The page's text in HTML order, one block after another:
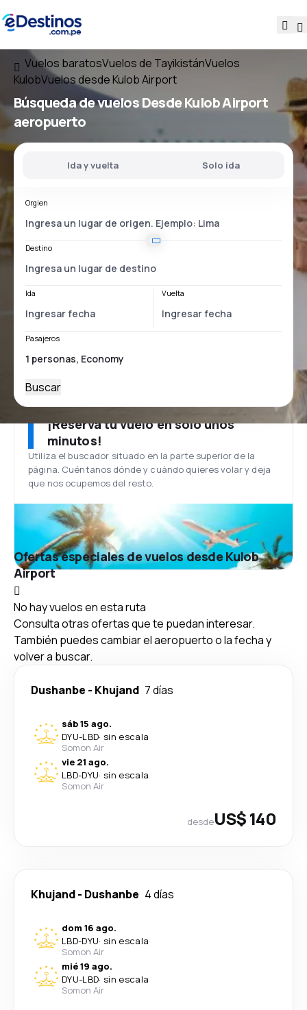
Vuelos baratosVuelos de TayikistánVuelos
KulobVuelos desde Kulob Airport
Búsqueda de vuelosDesdeKulob Airport
aeropuerto
Ida y vuelta Solo ida
Orgien
Destino
Ida Vuelta
Pasajeros
Buscar
¡Reserva tu vuelo en solo unos
minutos!
Utiliza el buscador situado en la parte superior de la
página. Cuéntanos dónde y cuándo quieres volar y deja
que nos ocupemos del resto.
Ofertas especiales de vuelos desde Kulob
Airport
No hay vuelos en esta ruta
Consulta otras ofertas que te puedan interesar.
También puedes cambiar el aeropuerto o la fecha y
volver a buscar.
Dushanbe - Khujand 7 días
sáb 15 ago.
DYU-LBD· sin escala
Somon Air
vie 21 ago.
LBD-DYU· sin escala
Somon Air
desdeUS$ 140
Khujand- Dushanbe 4 días
dom 16 ago.
LBD-DYU· sin escala
Somon Air
mié 19 ago.
DYU-LBD· sin escala
Somon Air